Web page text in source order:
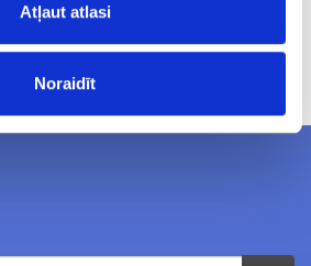
Atļaut atlasi
Noraidīt
indicated prices may be changed